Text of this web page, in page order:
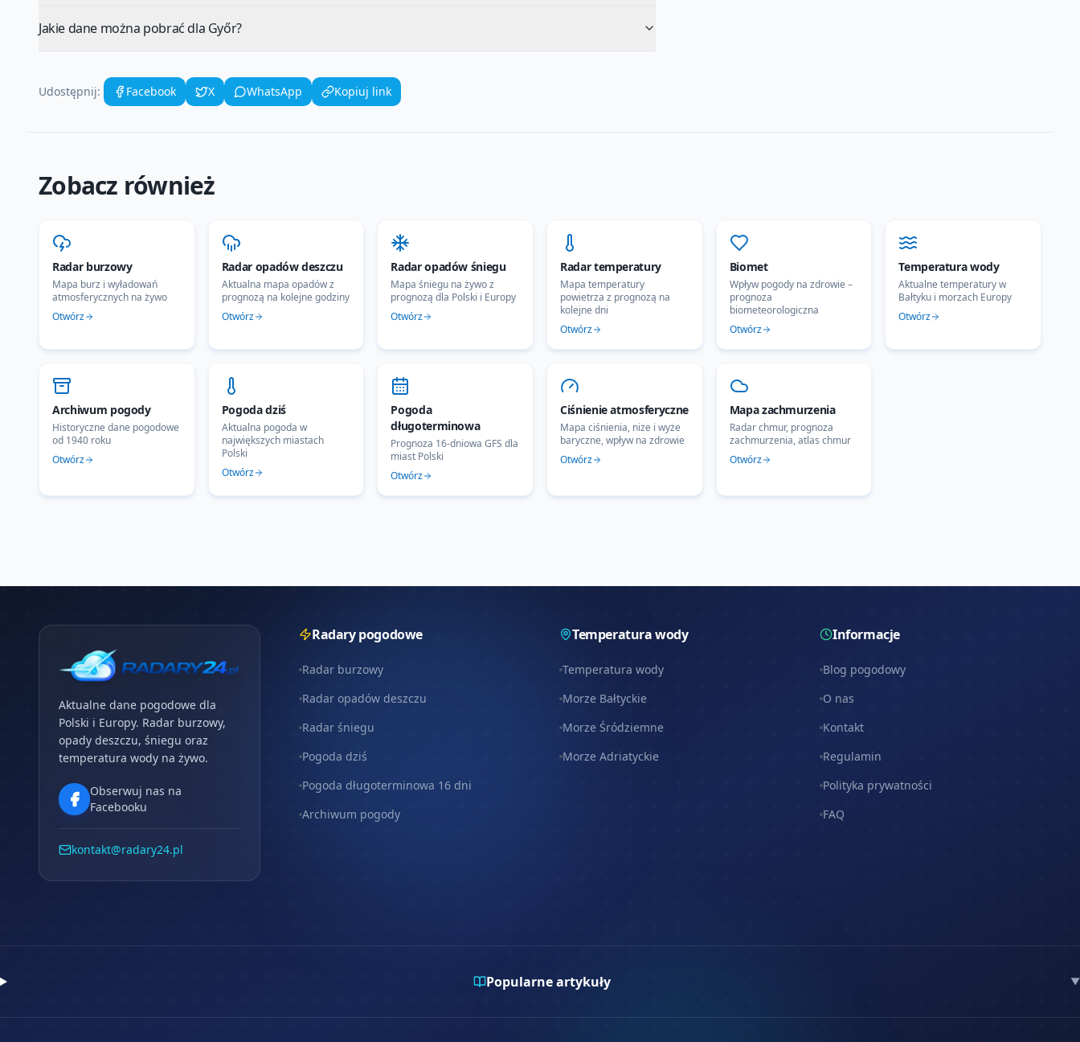
Jakie dane można pobrać dla Győr?
Udostępnij: Facebook X WhatsApp Kopiuj link
Zobacz również
Radar burzowy
Mapa burz i wyładowań
atmosferycznych na żywo
Otwórz
Radar opadów deszczu
Aktualna mapa opadów z
prognozą na kolejne godziny
Otwórz
Radar opadów śniegu
Mapa śniegu na żywo z
prognozą dla Polski i Europy
Otwórz
Radar temperatury
Mapa temperatury
powietrza z prognozą na
kolejne dni
Otwórz
Biomet
Wpływ pogody na zdrowie –
prognoza
biometeorologiczna
Otwórz
Temperatura wody
Aktualne temperatury w
Bałtyku i morzach Europy
Otwórz
Archiwum pogody
Historyczne dane pogodowe
od 1940 roku
Otwórz
Pogoda dziś
Aktualna pogoda w
największych miastach
Polski
Otwórz
Pogoda
długoterminowa
Prognoza 16-dniowa GFS dla
miast Polski
Otwórz
Ciśnienie atmosferyczne
Mapa ciśnienia, niże i wyże
baryczne, wpływ na zdrowie
Otwórz
Mapa zachmurzenia
Radar chmur, prognoza
zachmurzenia, atlas chmur
Otwórz
Aktualne dane pogodowe dla
Polski i Europy. Radar burzowy,
opady deszczu, śniegu oraz
temperatura wody na żywo.
Obserwuj nas na
Facebooku
kontakt@radary24.pl
Radary pogodowe
Radar burzowy
Radar opadów deszczu
Radar śniegu
Pogoda dziś
Pogoda długoterminowa 16 dni
Archiwum pogody
Temperatura wody
Temperatura wody
Morze Bałtyckie
Morze Śródziemne
Morze Adriatyckie
Informacje
Blog pogodowy
O nas
Kontakt
Regulamin
Polityka prywatności
FAQ
Popularne artykuły ▼